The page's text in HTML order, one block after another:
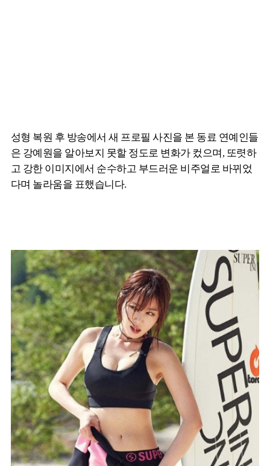
성형 복원 후 방송에서 새 프로필 사진을 본 동료 연예인들
은 강예원을 알아보지 못할 정도로 변화가 컸으며, 또렷하
고 강한 이미지에서 순수하고 부드러운 비주얼로 바뀌었
다며 놀라움을 표했습니다.